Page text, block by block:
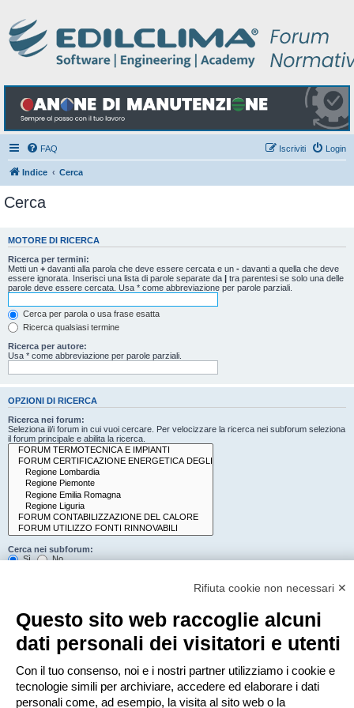
FAQ Login
Iscriviti
Indice Cerca
Cerca
MOTORE DI RICERCA
Ricerca per termini:
Metti un + davanti alla parola che deve essere cercata e un - davanti a quella che deve
essere ignorata. Inserisci una lista di parole separate da | tra parentesi se solo una delle
parole deve essere cercata. Usa * come abbreviazione per parole parziali.
Cerca per parola o usa frase esatta
Ricerca qualsiasi termine
Ricerca per autore:
Usa * come abbreviazione per parole parziali.
OPZIONI DI RICERCA
Ricerca nei forum:
Seleziona il/i forum in cui vuoi cercare. Per velocizzare la ricerca nei subforum seleziona
il forum principale e abilita la ricerca.
Cerca nei subforum:
Sì
No
Solo tra i titoli degli argomenti
Solo il primo messaggio dell’argomento
Mostra i risultati come:
Messaggi
Argomenti
Ordina risultati per:
Crescente
Decrescente
Rifiuta cookie non necessari ✕
Questo sito web raccoglie alcuni
dati personali dei visitatori e utenti
Con il tuo consenso, noi e i nostri partner utilizziamo i cookie e
tecnologie simili per archiviare, accedere ed elaborare i dati
personali come, ad esempio, la visita al sito web o la